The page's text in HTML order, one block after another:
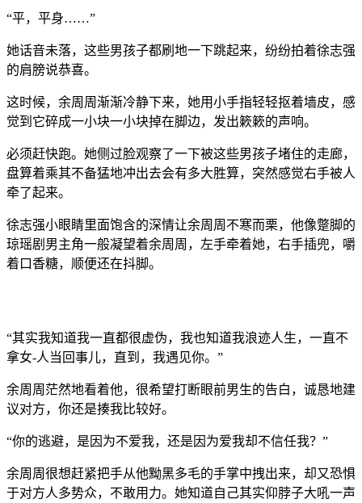
“平，平身……”
她话音未落，这些男孩子都刷地一下跳起来，纷纷拍着徐志强
的肩膀说恭喜。
这时候，余周周渐渐冷静下来，她用小手指轻轻抠着墙皮，感
觉到它碎成一小块一小块掉在脚边，发出簌簌的声响。
必须赶快跑。她侧过脸观察了一下被这些男孩子堵住的走廊，
盘算着乘其不备猛地冲出去会有多大胜算，突然感觉右手被人
牵了起来。
徐志强小眼睛里面饱含的深情让余周周不寒而栗，他像蹩脚的
琼瑶剧男主角一般凝望着余周周，左手牵着她，右手插兜，嚼
着口香糖，顺便还在抖脚。
“其实我知道我一直都很虚伪，我也知道我浪迹人生，一直不
拿女-人当回事儿，直到，我遇见你。”
余周周茫然地看着他，很希望打断眼前男生的告白，诚恳地建
议对方，你还是揍我比较好。
“你的逃避，是因为不爱我，还是因为爱我却不信任我？”
余周周很想赶紧把手从他黝黑多毛的手掌中拽出来，却又恐惧
于对方人多势众，不敢用力。她知道自己其实仰脖子大吼一声